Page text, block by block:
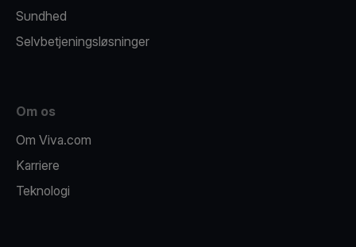
Sundhed
Selvbetjeningsløsninger
Om os
Om Viva.com
Karriere
Teknologi